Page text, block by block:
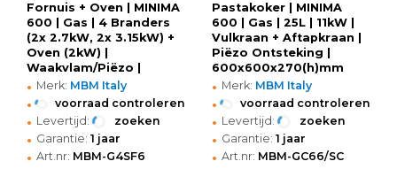
Fornuis + Oven | MINIMA
600 | Gas | 4 Branders
(2x 2.7kW, 2x 3.15kW) +
Oven (2kW) |
Waakvlam/Piëzo |
600x600x850(h)mm
• Merk: MBM Italy
• voorraad controleren
• Levertijd: zoeken
• Garantie: 1 jaar
• Art.nr: MBM-G4SF6
Pastakoker | MINIMA
600 | Gas | 25L | 11kW |
Vulkraan + Aftapkraan |
Piëzo Ontsteking |
600x600x270(h)mm
• Merk: MBM Italy
• voorraad controleren
• Levertijd: zoeken
• Garantie: 1 jaar
• Art.nr: MBM-GC66/SC